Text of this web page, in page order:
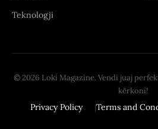
Teknologji
© 2026 Loki Magazine. Vendi juaj
kërkoni!
Privacy Policy Terms and